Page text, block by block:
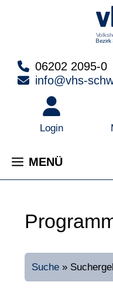
06202 2095-0
info@vhs-
Login
MENÜ
Suche »